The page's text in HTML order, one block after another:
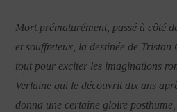
Mort prématurément, passé à côté
et souffreteux, la destinée de
tout pour exciter les imaginations
Verlaine qui le découvrit dix ans
donna une certaine gloire